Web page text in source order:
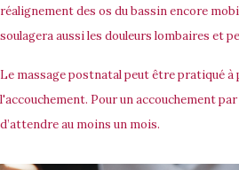
réalignement des os du bassin encore
soulagera aussi les douleurs lombaires et
Le massage postnatal peut être pratiqué
l'accouchement. Pour un accouchement
d’attendre au moins un mois.